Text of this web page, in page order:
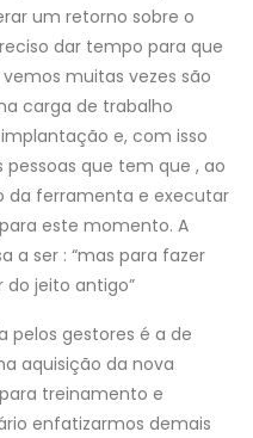
um retorno sobre o
dar tempo para que
muitas vezes são
carga de trabalho
e, com isso
que tem que , ao
da ferramenta e executar
este momento. A
a ser : “mas para fazer
jeito antigo”
pelos gestores é a de
aquisição da nova
treinamento e
enfatizarmos demais